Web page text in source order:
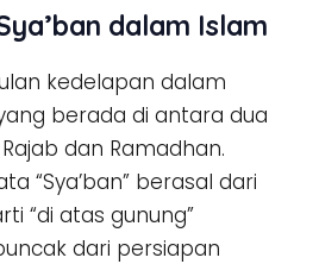
dalam Islam
kedelapan dalam
berada di antara dua
dan Ramadhan.
“Sya’ban” berasal dari
“di atas gunung”
dari persiapan